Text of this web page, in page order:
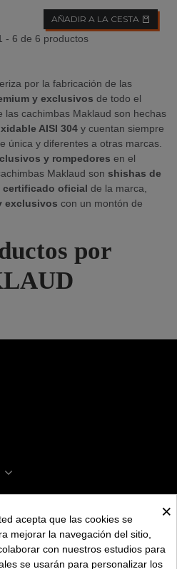
por
por la fabricación de las
y exclusivos de todo el
las cachimbas Maklaud son hechas
AISI 304 y cuentan siempre
única y diferentes a otras marcas.
y rompedores en el
Maklaud son shishas de
certificado oficial de la marca,
exclusivos con un montón de
AÑADIR A LA CESTA
- 6 de 6 productos
×
acepta que las cookies se
mejorar la navegación del sitio,
con nuestros estudios para
se usarán para personalizar los